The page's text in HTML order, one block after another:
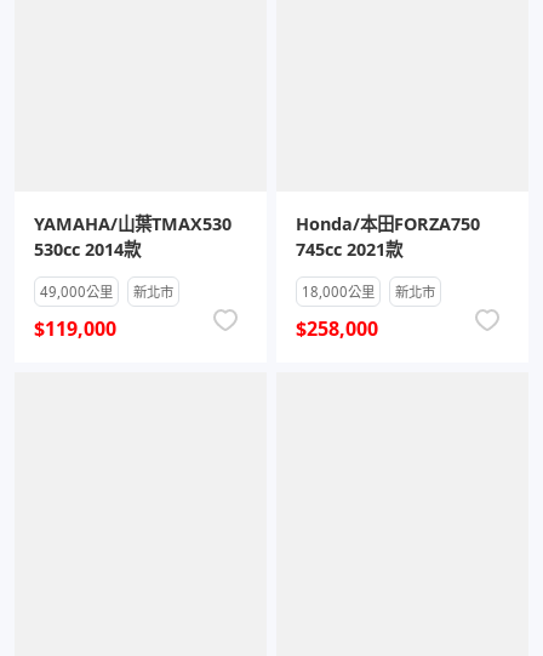
YAMAHA/山葉TMAX530
530cc 2014款
49,000公里 新北市
$119,000
Honda/本田FORZA750
745cc 2021款
18,000公里 新北市
$258,000